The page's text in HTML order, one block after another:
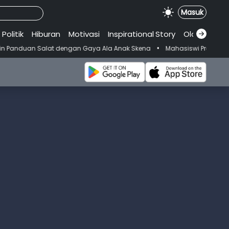
Masuk
Politik Hiburan Motivasi Inspirational.Story Olahraga
dengan Gaya Ala Anak Skena • Mahasiswi Prodi FKM-Undana